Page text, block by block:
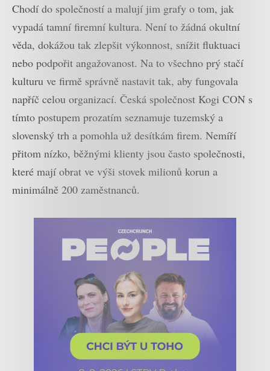
Chodí do společností a malují jim grafy o tom, jak
vypadá tamní firemní kultura. Není to žádná okultní
věda, dokážou tak zlepšit výkonnost, snížit fluktuaci
nebo podpořit angažovanost. Na to všechno prý stačí
kulturu ve firmě správně nastavit tak, aby fungovala
napříč celou organizací. Česká společnost Kogi CON s
tímto postupem prozatím seznamuje tuzemský a
slovenský trh a pomohla už desítkám firem. Nemíří
přitom nízko, běžnými klienty jsou často společnosti,
které mají obrat ve výši stovek milionů korun a
minimálně 200 zaměstnanců.